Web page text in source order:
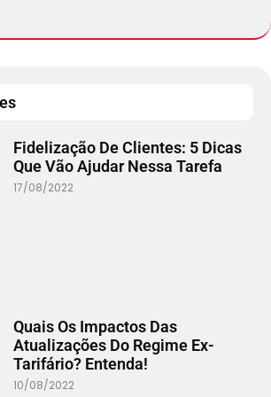
Fidelização De Clientes: 5 Dicas
Que Vão Ajudar Nessa Tarefa
17/08/2022
Quais Os Impactos Das
Atualizações Do Regime Ex-
Tarifário? Entenda!
10/08/2022